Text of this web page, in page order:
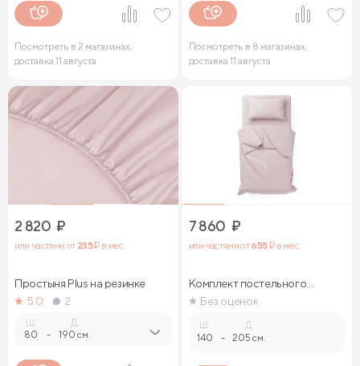
Посмотреть в 2 магазинах,
доставка 11 августа
Посмотреть в 8 магазинах,
доставка 11 августа
2 820 ₽
или частями от 235₽ в мес.
Простыня Plus на резинке
5.0
2
80 -
Д.
190 см.
7 860 ₽
или частями от655₽ в мес.
Комплект постельного
бельяБез оценок
140 -
Д.
205 см.